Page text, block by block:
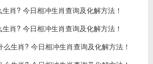
肖? 今日相冲生肖查询及化解方法！
肖? 今日相冲生肖查询及化解方法！
生肖? 今日相冲生肖查询及化解方法！